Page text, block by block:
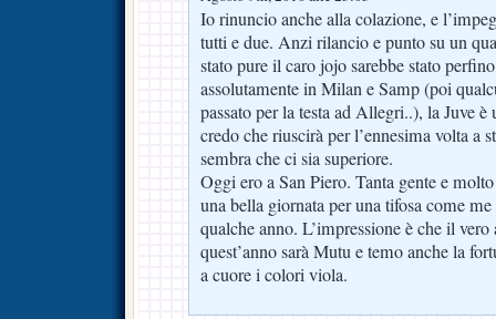
Io rinuncio anche alla colazione, e
tutti e due. Anzi rilancio e punto su un
stato pure il caro jojo sarebbe stato
assolutamente in Milan e Samp (poi
passato per la testa ad Allegri..), la Juve
credo che riuscirà per l’ennesima volta a
sembra che ci sia superiore.
Oggi ero a San Piero. Tanta gente e
una bella giornata per una tifosa come
qualche anno. L’impressione è che il
quest’anno sarà Mutu e temo anche la
a cuore i colori viola.